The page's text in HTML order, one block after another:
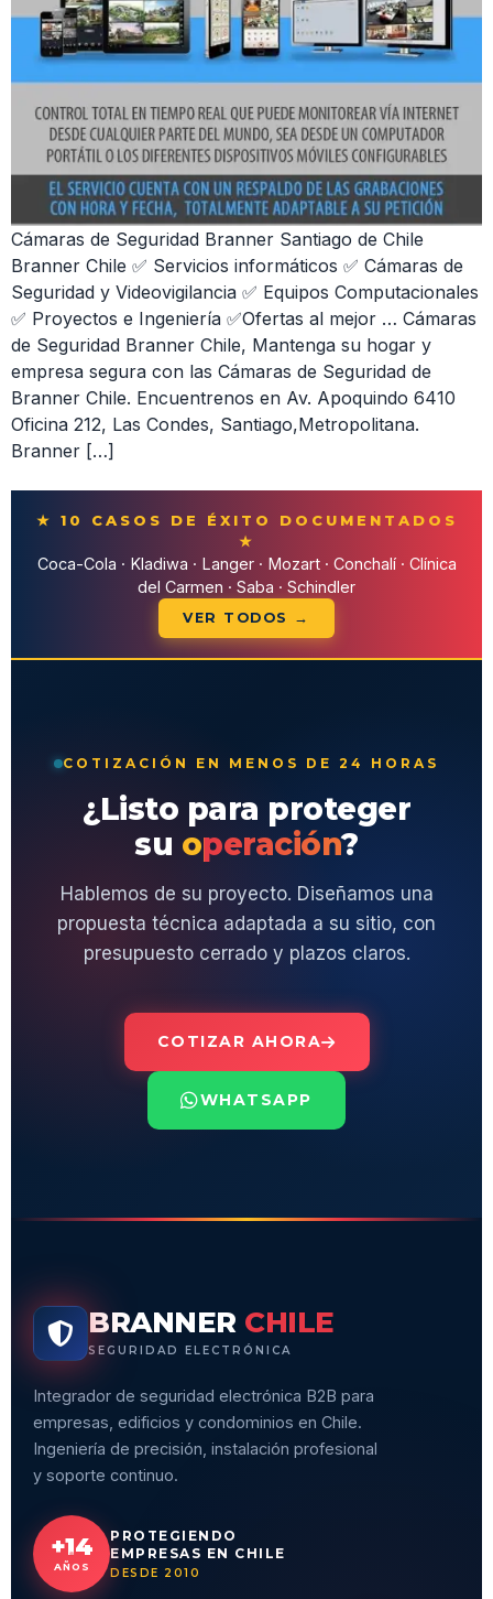
Cámaras de Seguridad Branner Santiago de Chile
Branner Chile ✅ Servicios informáticos ✅ Cámaras de
Seguridad y Videovigilancia ✅ Equipos Computacionales
✅ Proyectos e Ingeniería ✅Ofertas al mejor … Cámaras
de Seguridad Branner Chile, Mantenga su hogar y
empresa segura con las Cámaras de Seguridad de
Branner Chile. Encuentrenos en Av. Apoquindo 6410
Oficina 212, Las Condes, Santiago,Metropolitana.
Branner […]
★ 10 CASOS DE ÉXITO DOCUMENTADOS
★
Coca-Cola · Kladiwa · Langer · Mozart · Conchalí · Clínica
del Carmen · Saba · Schindler
VER TODOS →
COTIZACIÓN EN MENOS DE 24 HORAS
¿Listo para proteger
su operación?
Hablemos de su proyecto. Diseñamos una
propuesta técnica adaptada a su sitio, con
presupuesto cerrado y plazos claros.
COTIZAR AHORA
WHATSAPP
BRANNER CHILE
SEGURIDAD ELECTRÓNICA
Integrador de seguridad electrónica B2B para
empresas, edificios y condominios en Chile.
Ingeniería de precisión, instalación profesional
y soporte continuo.
+14
AÑOS
PROTEGIENDO
EMPRESAS EN CHILE
DESDE 2010